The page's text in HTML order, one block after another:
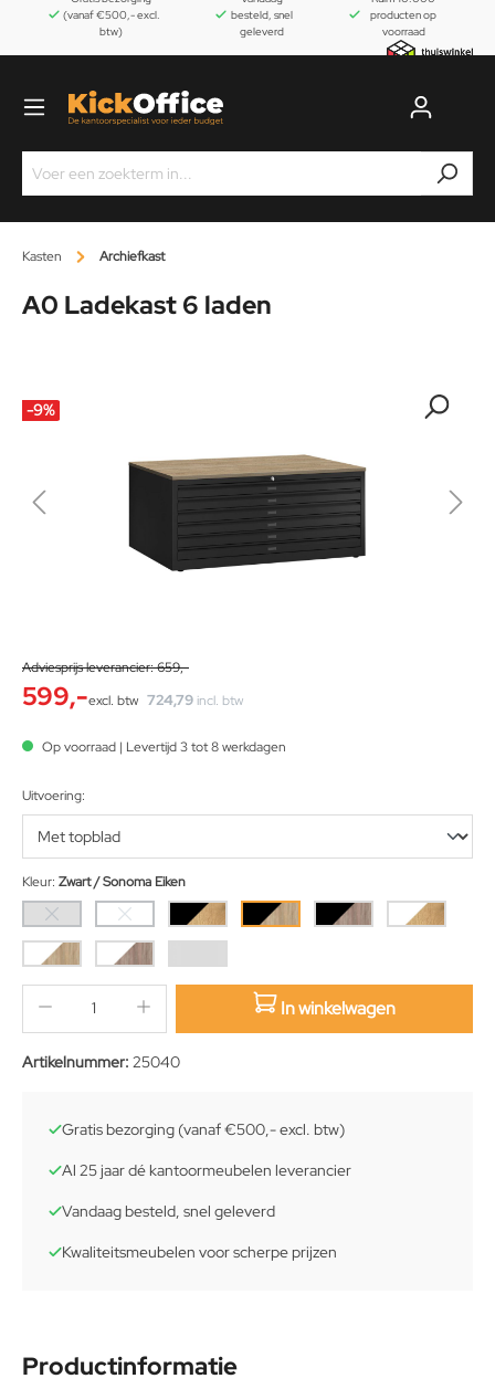
(vanaf €500,- excl.
btw)
besteld, snel
geleverd
producten op
voorraad
Kasten Archiefkast
A0 Ladekast 6 laden
-9%
Adviesprijs leverancier: 659,-
599,- 724,79 incl. btw
excl. btw
Op voorraad | Levertijd 3 tot 8 werkdagen
Uitvoering:
Kleur: Zwart / Sonoma Eiken
sition.qty.decrementsition.qty.incrementIn winkelwagen
Artikelnummer: 25040
Gratis bezorging (vanaf €500,- excl. btw)
Al 25 jaar dé kantoormeubelen leverancier
Vandaag besteld, snel geleverd
Kwaliteitsmeubelen voor scherpe prijzen
Productinformatie